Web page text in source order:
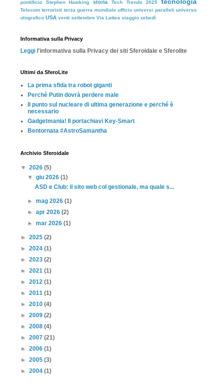
pontificio Stephen Hawking storia Tech Trends 2025
Telecom terroristi terza guerra mondiale ufficio universi paralleli universo
olografico USA venti settembre Via Lattea viaggio zebedì
Informativa sulla Privacy
Leggi l'informativa sulla Privacy dei siti Sferoidale e Sferolite
Ultimi da SferoLite
La prima sfida tra robot giganti
Perchè Putin dovrà perdere male
Il punto sul nucleare di ultima generazione e perché è
necessario
Gadgetmania! Il portachiavi Key-Smart
Bentornata #AstroSamantha
Archivio Sferoidale
▼ 2026 (5)
▼giu 2026(1)
ASD e Club: il sito web col gestionale, ma quale s...
►mag 2026(1)
►apr 2026(2)
►mar 2026(1)
► 2025 (2)
► 2024 (1)
► 2023 (2)
► 2021 (1)
► 2012 (1)
► 2011 (1)
► 2010 (4)
► 2009 (2)
► 2008 (4)
► 2007 (21)
► 2006 (1)
► 2005 (3)
► 2004 (1)